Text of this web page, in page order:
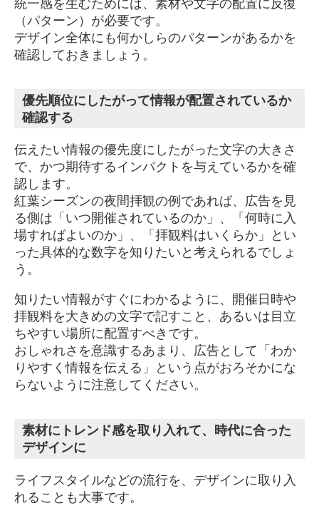
統一感を生むためには、素材や文字の配置に反復
（パターン）が必要です。
デザイン全体にも何かしらのパターンがあるかを
確認しておきましょう。
優先順位にしたがって情報が配置されているか
確認する
伝えたい情報の優先度にしたがった文字の大きさ
で、かつ期待するインパクトを与えているかを確
認します。
紅葉シーズンの夜間拝観の例であれば、広告を見
る側は「いつ開催されているのか」、「何時に入
場すればよいのか」、「拝観料はいくらか」とい
った具体的な数字を知りたいと考えられるでしょ
う。
知りたい情報がすぐにわかるように、開催日時や
拝観料を大きめの文字で記すこと、あるいは目立
ちやすい場所に配置すべきです。
おしゃれさを意識するあまり、広告として「わか
りやすく情報を伝える」という点がおろそかにな
らないように注意してください。
素材にトレンド感を取り入れて、時代に合った
デザインに
ライフスタイルなどの流行を、デザインに取り入
れることも大事です。